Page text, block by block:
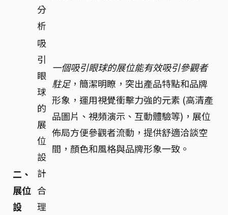
分
析
二、
展位
設
吸
引
眼
球
的
展
位
設
計
一個吸引眼球的展位能有效吸引參觀者
駐足，簡潔明瞭，突出產品特點和品牌
形象，運用視覺衝擊力強的元素 (高清產
品圖片、視頻演示、互動體驗等)，展位
佈局方便參觀者流動，提供舒適洽談空
間，顏色和風格與品牌形象一致。
合
理